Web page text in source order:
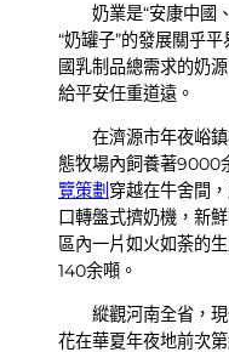
奶業是“安康中國
“奶罐子”的發展關乎
國乳制品總需求的奶
給平安任重道遠。
在濟源市年夜峪
態牧場內飼養著9000
覽策劃 穿越在牛舍間
口轉盤式擠奶機，新
區內一片如火如荼的
140余噸。
縱觀河南全省，
花在華夏年夜地前次